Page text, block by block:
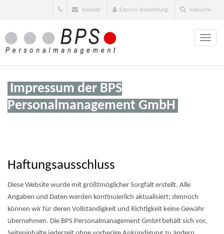
Kontakt Express-Bewerbung Jobsuche
Toggle
Impressum der BPS
Personalmanagement GmbH
Haftungsausschluss
Diese Website wurde mit größtmöglicher Sorgfalt erstellt. Alle
Angaben und Daten werden kontinuierlich aktualisiert; dennoch
können wir für deren Vollständigkeit und Richtigkeit keine Gewähr
übernehmen. Die BPS Personalmanagement GmbH behält sich vor,